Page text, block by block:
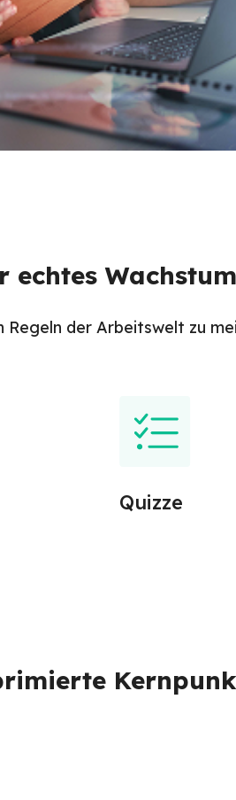
echtes Wachstum
der Arbeitswelt zu
Quizze